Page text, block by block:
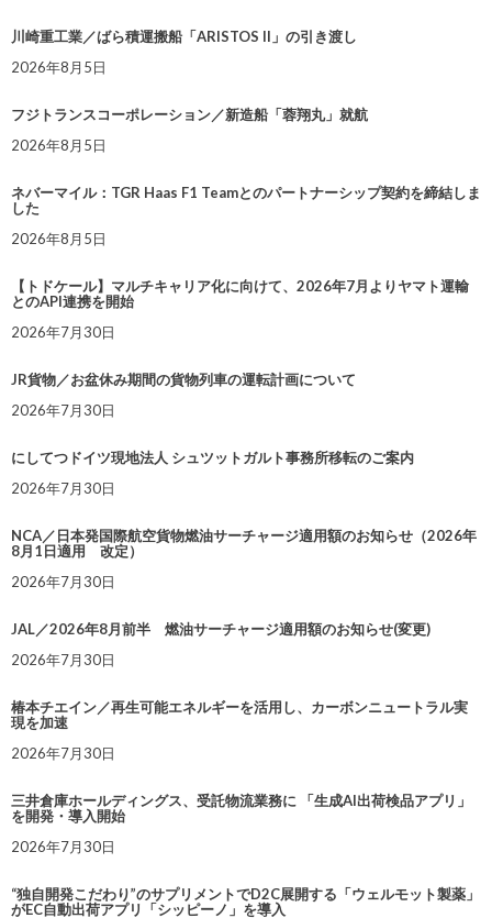
川崎重工業／ばら積運搬船「ARISTOS II」の引き渡し
2026年8月5日
フジトランスコーポレーション／新造船「蓉翔丸」就航
2026年8月5日
ネバーマイル：TGR Haas F1 Teamとのパートナーシップ契約を締結しま
した
2026年8月5日
【トドケール】マルチキャリア化に向けて、2026年7月よりヤマト運輸
とのAPI連携を開始
2026年7月30日
JR貨物／お盆休み期間の貨物列車の運転計画について
2026年7月30日
にしてつドイツ現地法人 シュツットガルト事務所移転のご案内
2026年7月30日
NCA／日本発国際航空貨物燃油サーチャージ適用額のお知らせ（2026年
8月1日適用 改定）
2026年7月30日
JAL／2026年8月前半 燃油サーチャージ適用額のお知らせ(変更)
2026年7月30日
椿本チエイン／再生可能エネルギーを活用し、カーボンニュートラル実
現を加速
2026年7月30日
三井倉庫ホールディングス、受託物流業務に 「生成AI出荷検品アプリ」
を開発・導入開始
2026年7月30日
“独自開発こだわり”のサプリメントでD2C展開する「ウェルモット製薬」
がEC自動出荷アプリ「シッピーノ」を導入